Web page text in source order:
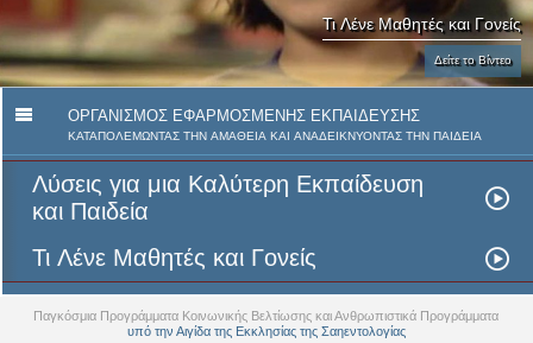
Τι Λένε Μαθητές και Γονείς
Δείτε το Βίντεο
ΟΡΓΑΝΙΣΜΟΣ ΕΦΑΡΜΟΣΜΕΝΗΣ ΕΚΠΑΙΔΕΥΣΗΣ
ΚΑΤΑΠΟΛΕΜΩΝΤΑΣ ΤΗΝ ΑΜΑΘΕΙΑ ΚΑΙ ΑΝΑΔΕΙΚΝΥΟΝΤΑΣ ΤΗΝ ΠΑΙΔΕΙΑ
Λύσεις για μια Καλύτερη Εκπαίδευση
και Παιδεία
Τι Λένε Μαθητές και Γονείς
Παγκόσμια Προγράμματα Κοινωνικής Βελτίωσης και Ανθρωπιστικά Προγράμματα
υπό την Αιγίδα της Εκκλησίας της Σαηεντολογίας